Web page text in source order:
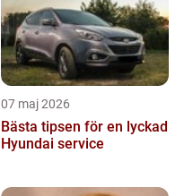
07 maj 2026
Bästa tipsen för en lyckad
Hyundai service